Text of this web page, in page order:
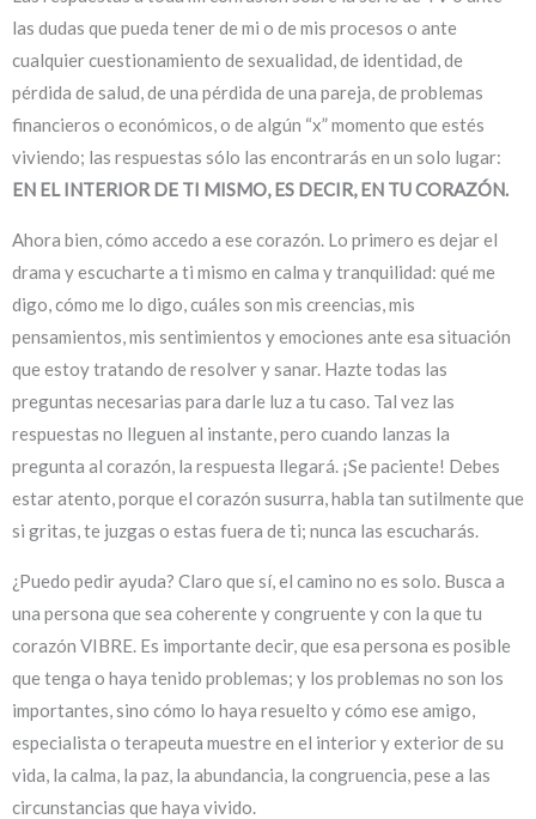
las dudas que pueda tener de mi o de mis procesos o ante
cualquier cuestionamiento de sexualidad, de identidad, de
pérdida de salud, de una pérdida de una pareja, de problemas
financieros o económicos, o de algún “x” momento que estés
viviendo; las respuestas sólo las encontrarás en un solo lugar:
EN EL INTERIOR DE TI MISMO, ES DECIR, EN TU CORAZÓN.
Ahora bien, cómo accedo a ese corazón. Lo primero es dejar el
drama y escucharte a ti mismo en calma y tranquilidad: qué me
digo, cómo me lo digo, cuáles son mis creencias, mis
pensamientos, mis sentimientos y emociones ante esa situación
que estoy tratando de resolver y sanar. Hazte todas las
preguntas necesarias para darle luz a tu caso. Tal vez las
respuestas no lleguen al instante, pero cuando lanzas la
pregunta al corazón, la respuesta llegará. ¡Se paciente! Debes
estar atento, porque el corazón susurra, habla tan sutilmente que
si gritas, te juzgas o estas fuera de ti; nunca las escucharás.
¿Puedo pedir ayuda? Claro que sí, el camino no es solo. Busca a
una persona que sea coherente y congruente y con la que tu
corazón VIBRE. Es importante decir, que esa persona es posible
que tenga o haya tenido problemas; y los problemas no son los
importantes, sino cómo lo haya resuelto y cómo ese amigo,
especialista o terapeuta muestre en el interior y exterior de su
vida, la calma, la paz, la abundancia, la congruencia, pese a las
circunstancias que haya vivido.